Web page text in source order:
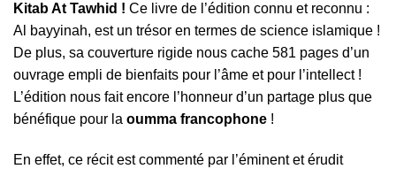
Kitab At Tawhid ! Ce livre de l’édition connu et reconnu :
Al bayyinah, est un trésor en termes de science islamique !
De plus, sa couverture rigide nous cache 581 pages d’un
ouvrage empli de bienfaits pour l’âme et pour l’intellect !
L’édition nous fait encore l’honneur d’un partage plus que
bénéfique pour la oumma francophone !
En effet, ce récit est commenté par l’éminent et érudit